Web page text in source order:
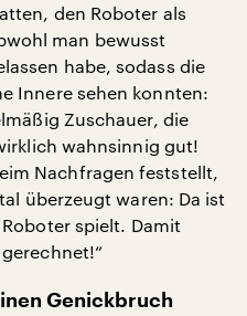
den Roboter als
man bewusst
habe, sodass die
Innere sehen konnten:
Zuschauer, die
wahnsinnig gut!
Nachfragen feststellt,
überzeugt waren: Da ist
spielt. Damit
Genickbruch